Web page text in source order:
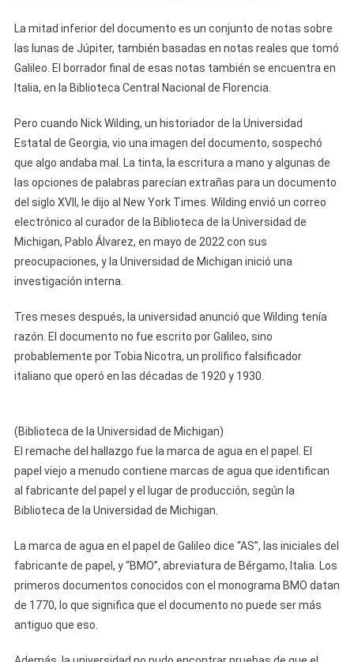
La mitad inferior del documento es un conjunto de notas sobre
las lunas de Júpiter, también basadas en notas reales que tomó
Galileo. El borrador final de esas notas también se encuentra en
Italia, en la Biblioteca Central Nacional de Florencia.
Pero cuando Nick Wilding, un historiador de la Universidad
Estatal de Georgia, vio una imagen del documento, sospechó
que algo andaba mal. La tinta, la escritura a mano y algunas de
las opciones de palabras parecían extrañas para un documento
del siglo XVII, le dijo al New York Times. Wilding envió un correo
electrónico al curador de la Biblioteca de la Universidad de
Michigan, Pablo Álvarez, en mayo de 2022 con sus
preocupaciones, y la Universidad de Michigan inició una
investigación interna.
Tres meses después, la universidad anunció que Wilding tenía
razón. El documento no fue escrito por Galileo, sino
probablemente por Tobia Nicotra, un prolífico falsificador
italiano que operó en las décadas de 1920 y 1930.
(Biblioteca de la Universidad de Michigan)
El remache del hallazgo fue la marca de agua en el papel. El
papel viejo a menudo contiene marcas de agua que identifican
al fabricante del papel y el lugar de producción, según la
Biblioteca de la Universidad de Michigan.
La marca de agua en el papel de Galileo dice “AS”, las iniciales del
fabricante de papel, y “BMO”, abreviatura de Bérgamo, Italia. Los
primeros documentos conocidos con el monograma BMO datan
de 1770, lo que significa que el documento no puede ser más
antiguo que eso.